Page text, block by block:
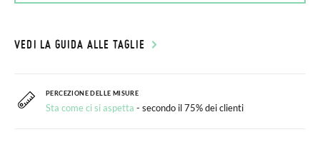
VEDI LA GUIDA ALLE TAGLIE
PERCEZIONE DELLE MISURE
Sta come ci si aspetta - secondo il 75% dei clienti